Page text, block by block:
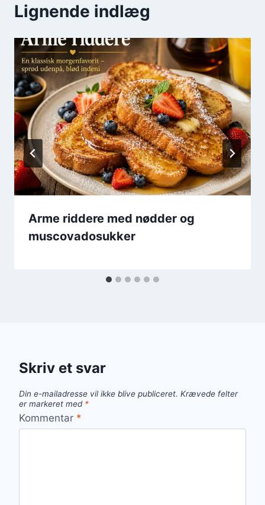
Lignende indlæg
Arme riddere med nødder og
muscovadosukker
Skriv et svar
Din e-mailadresse vil ikke blive publiceret. Krævede felter
er markeret med *
Kommentar *